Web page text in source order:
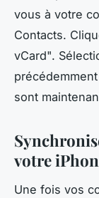
vous à votre
Contacts.
vCard".
sont
votre
Une fois vos